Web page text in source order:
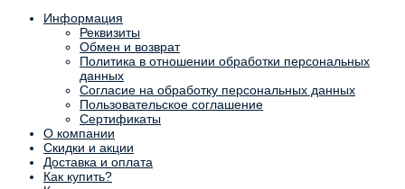
Информация
Реквизиты
Обмен и возврат
Политика в отношении обработки персональных
данных
Согласие на обработку персональных данных
Пользовательское соглашение
Сертификаты
О компании
Скидки и акции
Доставка и оплата
Как купить?